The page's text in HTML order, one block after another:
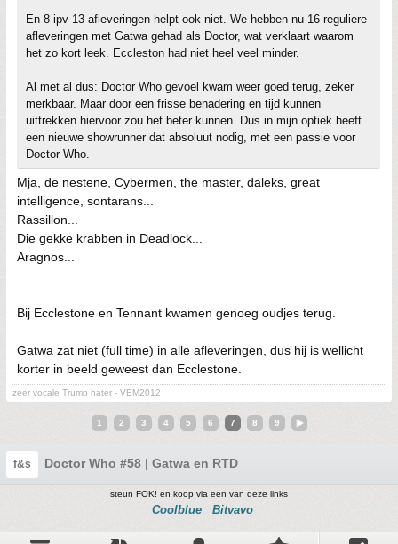
En 8 ipv 13 afleveringen helpt ook niet. We hebben nu 16 reguliere
afleveringen met Gatwa gehad als Doctor, wat verklaart waarom
het zo kort leek. Eccleston had niet heel veel minder.
Al met al dus: Doctor Who gevoel kwam weer goed terug, zeker
merkbaar. Maar door een frisse benadering en tijd kunnen
uittrekken hiervoor zou het beter kunnen. Dus in mijn optiek heeft
een nieuwe showrunner dat absoluut nodig, met een passie voor
Doctor Who.
Mja, de nestene, Cybermen, the master, daleks, great
intelligence, sontarans...
Rassillon...
Die gekke krabben in Deadlock...
Aragnos...
Bij Ecclestone en Tennant kwamen genoeg oudjes terug.
Gatwa zat niet (full time) in alle afleveringen, dus hij is wellicht
korter in beeld geweest dan Ecclestone.
zeer vocale Trump hater - VEM2012
1 2 3 4 5 6 7 8 9
f&s Doctor Who #58 | Gatwa en RTD
steun FOK! en koop via een van deze links
Coolblue Bitvavo